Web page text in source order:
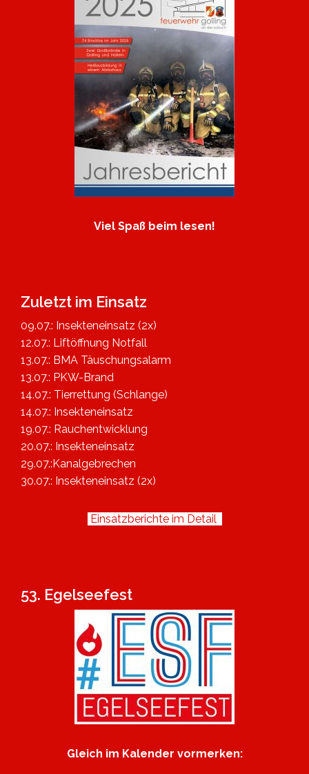
Viel Spaß beim lesen!
Zuletzt im Einsatz
09.07.: Insekteneinsatz (2x)
12.07.: Liftöffnung Notfall
13.07.: BMA Täuschungsalarm
13.07.: PKW-Brand
14.07.: Tierrettung (Schlange)
14.07.: Insekteneinsatz
19.07.: Rauchentwicklung
20.07.: Insekteneinsatz
29.07.:Kanalgebrechen
30.07.: Insekteneinsatz (2x)
Einsatzberichte im Detail
53. Egelseefest
Gleich im Kalender vormerken: